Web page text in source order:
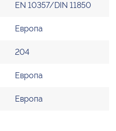
EN 10357/DIN 11850
Европа
204
Европа
Европа